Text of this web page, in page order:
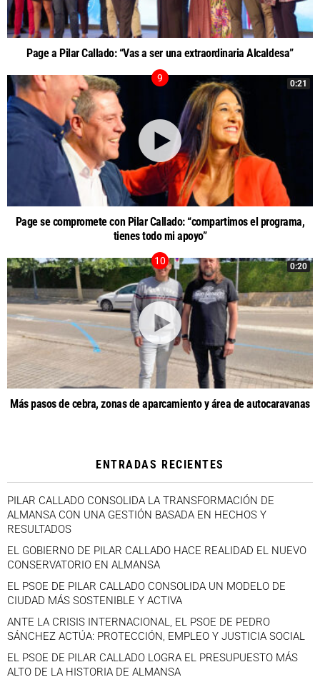
Page a Pilar Callado: “Vas a ser una extraordinaria Alcaldesa”
0:21
Page se compromete con Pilar Callado: “compartimos el programa,
tienes todo mi apoyo”
0:20
Más pasos de cebra, zonas de aparcamiento y área de autocaravanas
ENTRADAS RECIENTES
PILAR CALLADO CONSOLIDA LA TRANSFORMACIÓN DE
ALMANSA CON UNA GESTIÓN BASADA EN HECHOS Y
RESULTADOS
EL GOBIERNO DE PILAR CALLADO HACE REALIDAD EL NUEVO
CONSERVATORIO EN ALMANSA
EL PSOE DE PILAR CALLADO CONSOLIDA UN MODELO DE
CIUDAD MÁS SOSTENIBLE Y ACTIVA
ANTE LA CRISIS INTERNACIONAL, EL PSOE DE PEDRO
SÁNCHEZ ACTÚA: PROTECCIÓN, EMPLEO Y JUSTICIA SOCIAL
EL PSOE DE PILAR CALLADO LOGRA EL PRESUPUESTO MÁS
ALTO DE LA HISTORIA DE ALMANSA